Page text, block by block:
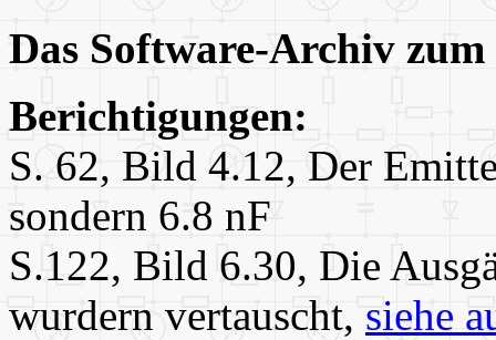
Das Software-Archiv
Berichtigungen:
S. 62, Bild 4.12, Der
sondern 6.8 nF
S.122, Bild 6.30, Die
wurdern vertauscht, siehe